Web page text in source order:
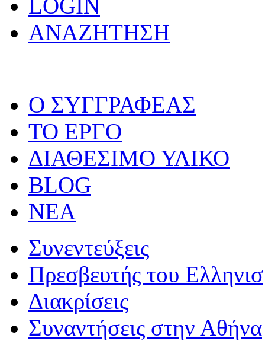
LOGIN
ΑΝΑΖΗΤΗΣΗ
O ΣΥΓΓΡΑΦΕΑΣ
ΤΟ ΕΡΓΟ
ΔΙΑΘΕΣΙΜΟ ΥΛΙΚΟ
BLOG
ΝΕΑ
Συνεντεύξεις
Πρεσβευτής του
Διακρίσεις
Συναντήσεις στην Αθήνα